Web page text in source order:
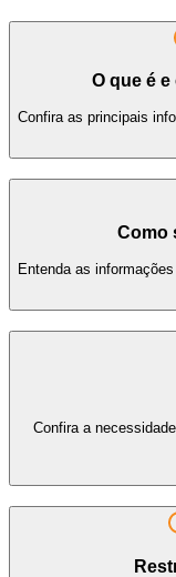
O que é
Confira as principais
Como
Entenda as
Confira a